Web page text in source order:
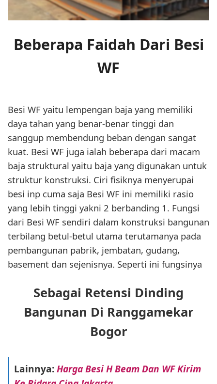
Beberapa Faidah Dari Besi
WF
Besi WF yaitu lempengan baja yang memiliki
daya tahan yang benar-benar tinggi dan
sanggup membendung beban dengan sangat
kuat. Besi WF juga ialah beberapa dari macam
baja struktural yaitu baja yang digunakan untuk
struktur konstruksi. Ciri fisiknya menyerupai
besi inp cuma saja Besi WF ini memiliki rasio
yang lebih tinggi yakni 2 berbanding 1. Fungsi
dari Besi WF sendiri dalam konstruksi bangunan
terbilang betul-betul utama terutamanya pada
pembangunan pabrik, jembatan, gudang,
basement dan sejenisnya. Seperti ini fungsinya
Sebagai Retensi Dinding
Bangunan Di Ranggamekar
Bogor
Lainnya:Harga Besi H Beam Dan WF Kirim